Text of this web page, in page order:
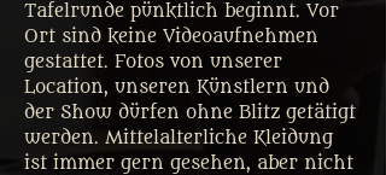
Tafelrunde pünktlich beginnt. Vor
Ort sind keine Videoaufnehmen
gestattet. Fotos von unserer
Location, unseren Künstlern und
der Show dürfen ohne Blitz getätigt
werden. Mittelalterliche Kleidung
ist immer gern gesehen, aber nicht